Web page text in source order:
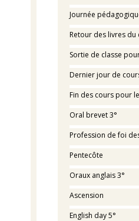
Journée
Retour des livres du
Sortie de classe
Dernier jour de
Fin des cours pour
Oral brevet 3°
Profession de foi
Pentecôte
Oraux anglais 3°
Ascension
English day 5°